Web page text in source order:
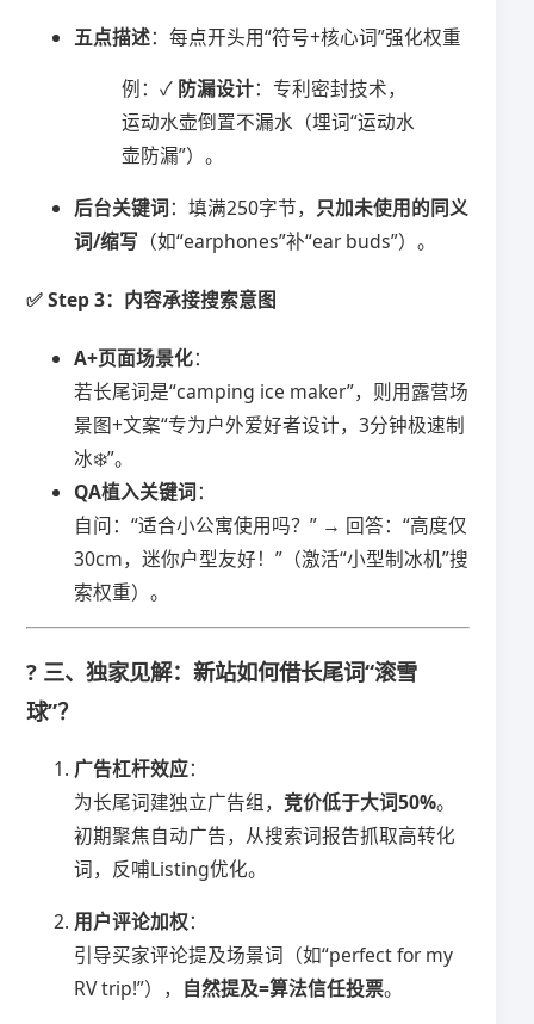
​五点描述​​：每点开头用“符号+核心词”强化权重
例：✓ ​ ​防漏设计​​：专利密封技术，
运动水壶倒置不漏水（埋词“运动水
壶防漏”）。
​后台关键词​​：填满250字节，​ ​只加未使用的同义
词/缩写​ ​（如“earphones”补“ear buds”）。
✅ ​​Step 3：内容承接搜索意图​
​A+页面场景化​​：
若长尾词是“camping ice maker”，则用露营场
景图+文案“专为户外爱好者设计，3分钟极速制
冰❄️”。
​QA植入关键词​​：
自问：“适合小公寓使用吗？” → 回答：“高度仅
30cm，迷你户型友好！”（激活“小型制冰机”搜
索权重）。
? 三、独家见解：新站如何借长尾词“滚雪
球”？
​广告杠杆效应​​：
为长尾词建独立广告组，​​竞价低于大词50%​​。
初期聚焦自动广告，从搜索词报告抓取高转化
词，反哺Listing优化。
​用户评论加权​​：
引导买家评论提及场景词（如“perfect for my
RV trip!”），​ ​自然提及=算法信任投票​​。